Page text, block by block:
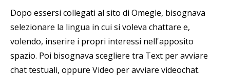
Dopo essersi collegati al sito di Omegle, bisognava
selezionare la lingua in cui si voleva chattare e,
volendo, inserire i propri interessi nell'apposito
spazio. Poi bisognava scegliere tra Text per avviare
chat testuali, oppure Video per avviare videochat.